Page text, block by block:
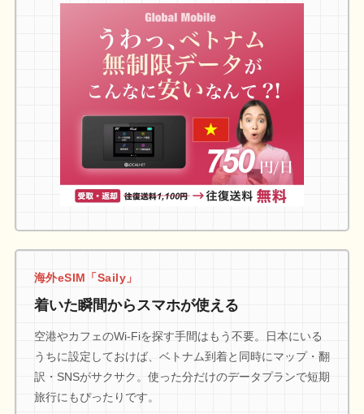
海外eSIM「Saily」
着いた瞬間からスマホが使える
空港やカフェのWi-Fiを探す手間はもう不要。日本にいる
うちに設定しておけば、ベトナム到着と同時にマップ・翻
訳・SNSがサクサク。使った分だけのデータプランで短期
旅行にもぴったりです。